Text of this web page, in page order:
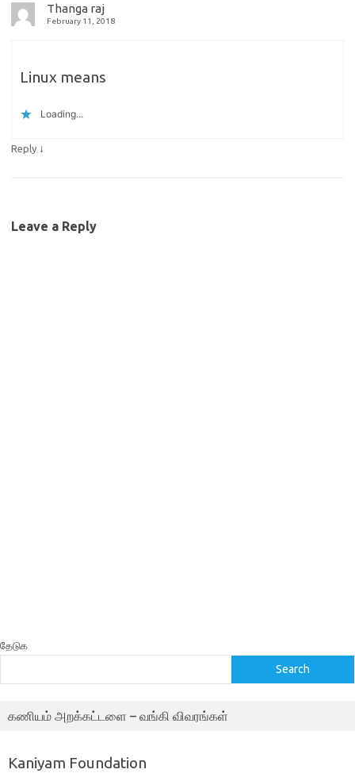
Thanga raj
February 11, 2018
Linux means
Loading...
Reply ↓
Leave a Reply
தேடுக
Search
கணியம் அறக்கட்டளை – வங்கி விவரங்கள்
Kaniyam Foundation